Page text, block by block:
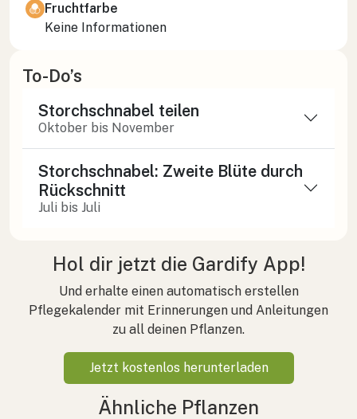
Fruchtfarbe
Keine Informationen
To-Do’s
Storchschnabel teilen
Oktober bis November
Storchschnabel: Zweite Blüte durch
Rückschnitt
Juli bis Juli
Hol dir jetzt die Gardify App!
Und erhalte einen automatisch erstellen
Pflegekalender mit Erinnerungen und Anleitungen
zu all deinen Pflanzen.
Jetzt kostenlos herunterladen
Ähnliche Pflanzen